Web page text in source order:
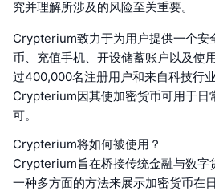
究并理解所涉及的风险至关重要。
Crypterium致力于为用户提供一个安
币、充值手机、开设储蓄账户以及使
过400,000名注册用户和来自科技行
Crypterium因其使加密货币可用于日
可。
Crypterium将如何被使用？
Crypterium旨在桥接传统金融与数字
一种多方面的方法来展示加密货币在